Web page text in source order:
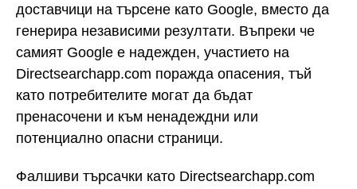
доставчици на търсене като Google, вместо да
генерира независими резултати. Въпреки че
самият Google е надежден, участието на
Directsearchapp.com поражда опасения, тъй
като потребителите могат да бъдат
пренасочени и към ненадеждни или
потенциално опасни страници.
Фалшиви търсачки като Directsearchapp.com